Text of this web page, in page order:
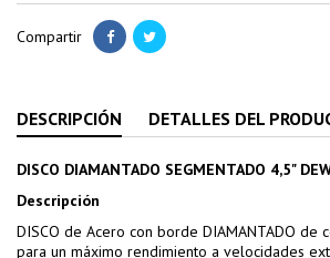
Compartir
DESCRIPCIÓN DETALLES DEL
DISCO DIAMANTADO SEGMENTADO 4,5"
Descripción
DISCO de Acero con borde DIAMANTADO de
para un máximo rendimiento a velocidades